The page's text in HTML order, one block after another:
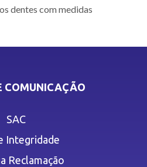
dentes com medidas
COMUNICAÇÃO
SAC
Integridade
Reclamação